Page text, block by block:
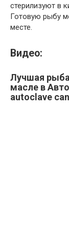
стерилизуют в
Готовую рыбу
месте.
Видео:
Лучшая
масле в
autoclave